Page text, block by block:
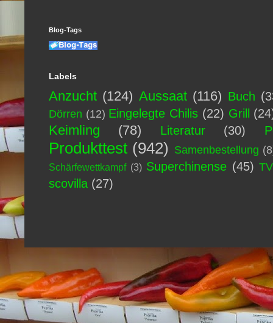
Blog-Tags
Labels
Anzucht (124) Aussaat (116) Buch
Dörren (12) Eingelegte Chilis (22) Grill
Keimling (78) Literatur (30)
Produkttest (942) Samenbestellung
Schärfewettkampf (3) Superchinense (45) TV
scovilla (27)